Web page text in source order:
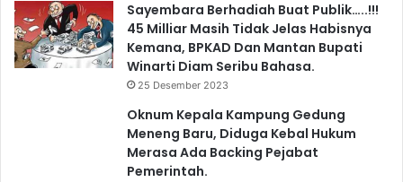
Sayembara Berhadiah Buat Publik…..!!!
45 Milliar Masih Tidak Jelas Habisnya
Kemana, BPKAD Dan Mantan Bupati
Winarti Diam Seribu Bahasa.
25 Desember 2023
Oknum Kepala Kampung Gedung
Meneng Baru, Diduga Kebal Hukum
Merasa Ada Backing Pejabat
Pemerintah.